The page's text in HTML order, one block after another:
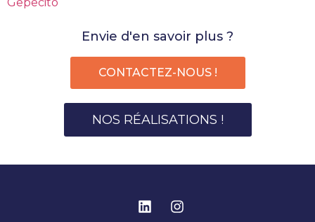
Envie d'en savoir plus ?
CONTACTEZ-NOUS !
NOS RÉALISATIONS !